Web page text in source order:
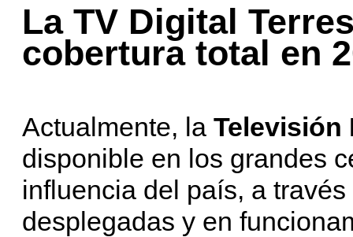
La TV Digital
cobertura total en
Actualmente, la Televisión
disponible en los grandes
influencia del país, a
desplegadas y en